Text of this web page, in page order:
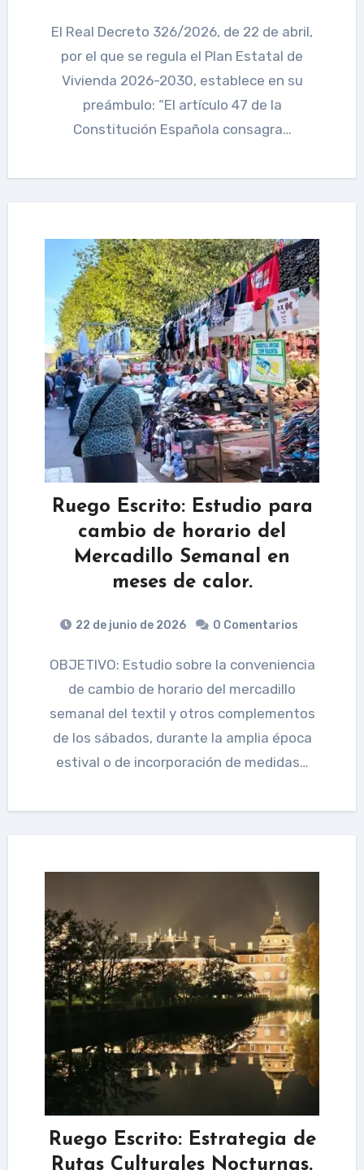
El Real Decreto 326/2026, de 22 de abril,
por el que se regula el Plan Estatal de
Vivienda 2026-2030, establece en su
preámbulo: “El artículo 47 de la
Constitución Española consagra…
Ruego Escrito: Estudio para
cambio de horario del
Mercadillo Semanal en
meses de calor.
22 de junio de 2026 0 Comentarios
OBJETIVO: Estudio sobre la conveniencia
de cambio de horario del mercadillo
semanal del textil y otros complementos
de los sábados, durante la amplia época
estival o de incorporación de medidas…
Ruego Escrito: Estrategia de
Rutas Culturales Nocturnas.